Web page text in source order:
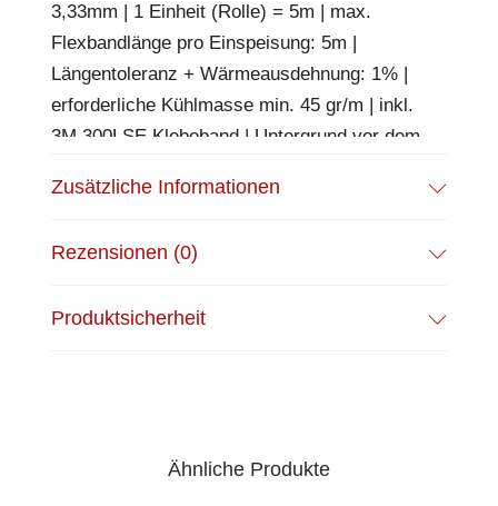
3,33mm | 1 Einheit (Rolle) = 5m | max.
Flexbandlänge pro Einspeisung: 5m |
Längentoleranz + Wärmeausdehnung: 1% |
erforderliche Kühlmasse min. 45 gr/m | inkl.
3M 300LSE Klebeband | Untergrund vor dem
wieder ablösen! | Es passen die Verbinder
beidseitig mit maleAMP, Aderquerschnitt
Zusätzliche Informationen
Rezensionen (0)
Produktsicherheit
Ähnliche Produkte